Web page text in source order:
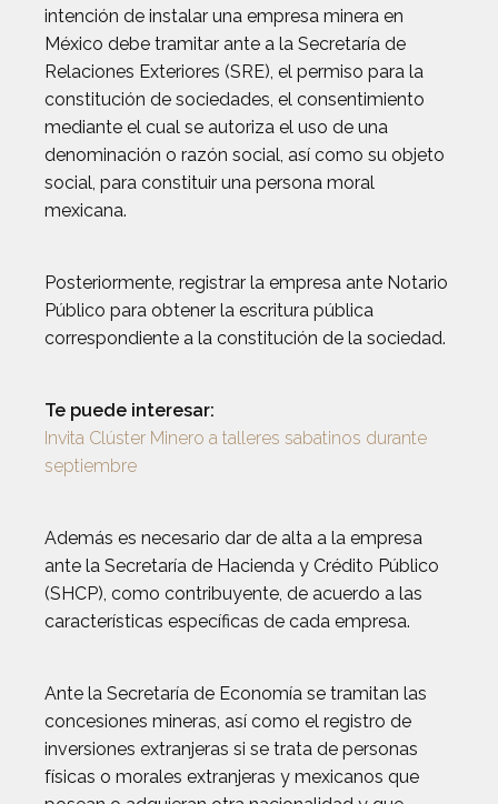
intención de instalar una empresa minera en
México debe tramitar ante a la Secretaría de
Relaciones Exteriores (SRE), el permiso para la
constitución de sociedades, el consentimiento
mediante el cual se autoriza el uso de una
denominación o razón social, así como su objeto
social, para constituir una persona moral
mexicana.
Posteriormente, registrar la empresa ante Notario
Público para obtener la escritura pública
correspondiente a la constitución de la sociedad.
Te puede interesar:
Invita Clúster Minero a talleres sabatinos durante
septiembre
Además es necesario dar de alta a la empresa
ante la Secretaría de Hacienda y Crédito Público
(SHCP), como contribuyente, de acuerdo a las
características específicas de cada empresa.
Ante la Secretaría de Economía se tramitan las
concesiones mineras, así como el registro de
inversiones extranjeras si se trata de personas
físicas o morales extranjeras y mexicanos que